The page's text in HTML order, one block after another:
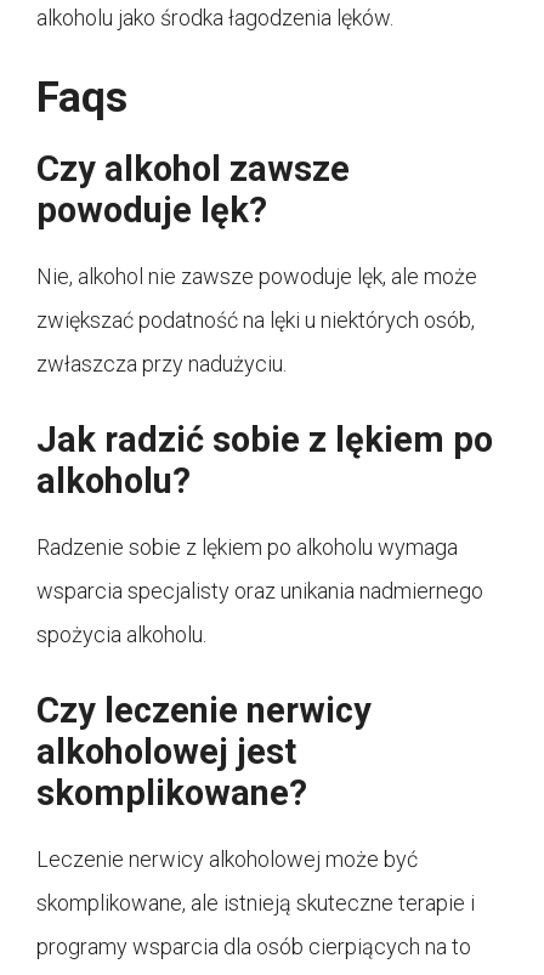
alkoholu jako środka łagodzenia lęków.
Faqs
Czy alkohol zawsze
powoduje lęk?
Nie, alkohol nie zawsze powoduje lęk, ale może
zwiększać podatność na lęki u niektórych osób,
zwłaszcza przy nadużyciu.
Jak radzić sobie z lękiem po
alkoholu?
Radzenie sobie z lękiem po alkoholu wymaga
wsparcia specjalisty oraz unikania nadmiernego
spożycia alkoholu.
Czy leczenie nerwicy
alkoholowej jest
skomplikowane?
Leczenie nerwicy alkoholowej może być
skomplikowane, ale istnieją skuteczne terapie i
programy wsparcia dla osób cierpiących na to